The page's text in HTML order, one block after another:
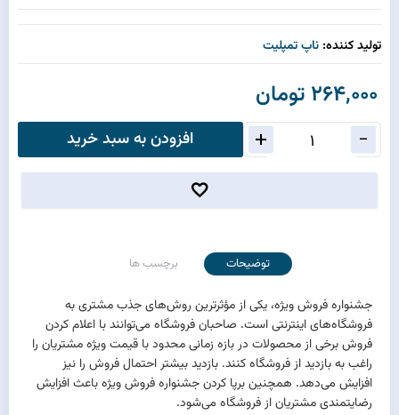
تولید کننده: ناپ تمپلیت
264,000 تومان
افزودن به سبد خرید
توضیحات برچسب ها
جشنواره فروش ویژه، یکی از مؤثرترین روش‌های جذب مشتری به
فروشگاه‌های اینترنتی است. صاحبان فروشگاه می‌توانند با اعلام کردن
فروش برخی از محصولات در بازه زمانی محدود با قیمت ویژه مشتریان را
راغب به بازدید از فروشگاه کنند. بازدید بیشتر احتمال فروش را نیز
افزایش می‌دهد. همچنین برپا کردن جشنواره فروش ویژه باعث افزایش
رضایتمندی مشتریان از فروشگاه می‌شود.